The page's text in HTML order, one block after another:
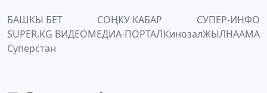
БАШКЫ БЕТ СОҢКУ КАБАР
СУПЕР-ИНФО
SUPER.KG ВИДЕОМЕДИА-ПОРТАЛКинозалЖЫЛНААМА
Суперстан